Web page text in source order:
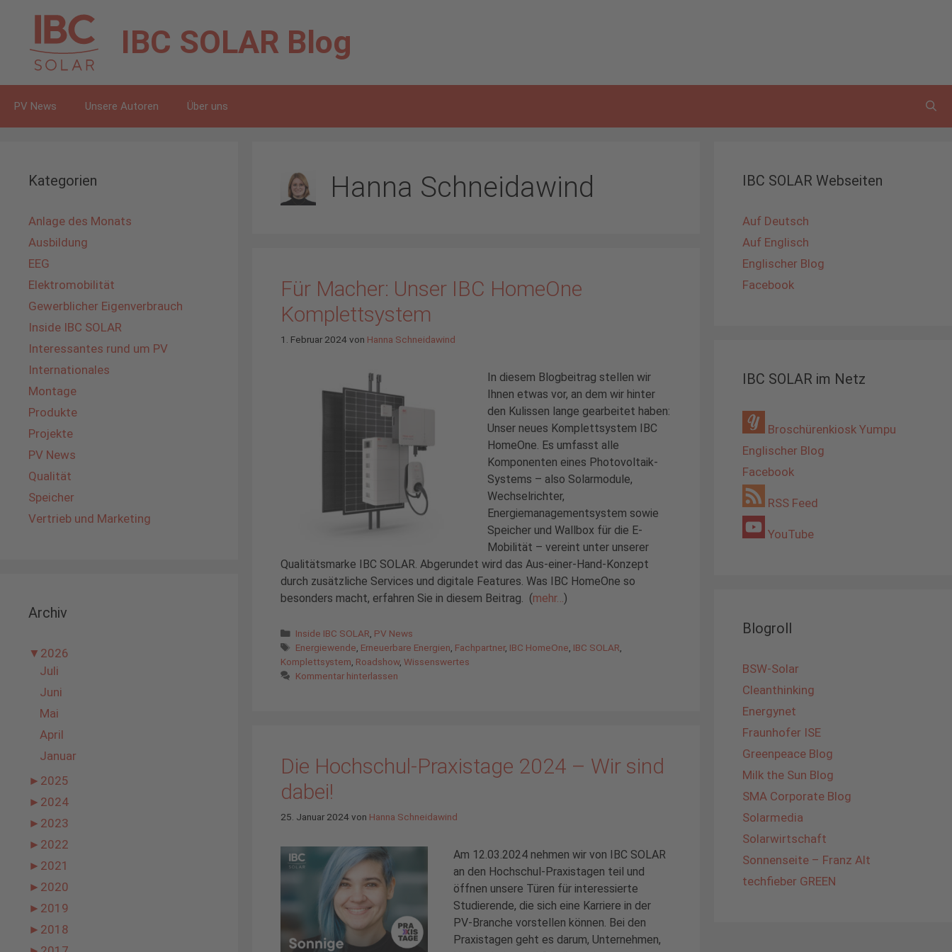
springen
IBC SOLAR Blog
PV News Unsere Autoren Über uns
Hanna Schneidawind
Für Macher: Unser IBC HomeOne
Komplettsystem
1. Februar 2024von Hanna Schneidawind
In diesem Blogbeitrag stellen wir
Ihnen etwas vor, an dem wir hinter
den Kulissen lange gearbeitet haben:
Unser neues Komplettsystem IBC
HomeOne. Es umfasst alle
Komponenten eines Photovoltaik-
Systems – also Solarmodule,
Wechselrichter,
Energiemanagementsystem sowie
Speicher und Wallbox für die E-
Mobilität – vereint unter unserer
Qualitätsmarke IBC SOLAR. Abgerundet wird das Aus-einer-Hand-Konzept
durch zusätzliche Services und digitale Features. Was IBC HomeOne so
besonders macht, erfahren Sie in diesem Beitrag. (mehr… )
Kategorien
Inside IBC SOLAR PV News
Schlagwörter
Energiewende Erneuerbare Energien Fachpartner, IBC HomeOne IBC SOLAR
Komplettsystem Roadshow, Wissenswertes
Kommentar hinterlassen
Die Hochschul-Praxistage 2024 – Wir sind
dabei!
25. Januar 2024von Hanna Schneidawind
Am 12.03.2024 nehmen wir von IBC SOLAR
an den Hochschul-Praxistagen teil und
öffnen unsere Türen für interessierte
Studierende, die sich eine Karriere in der
PV-Branche vorstellen können. Bei den
Praxistagen geht es darum, Unternehmen,
Kategorien
Anlage des Monats
Ausbildung
EEG
Elektromobilität
Gewerblicher Eigenverbrauch
Inside IBC SOLAR
Interessantes rund um PV
Internationales
Montage
Produkte
Projekte
PV News
Qualität
Speicher
Vertrieb und Marketing
Archiv
▼ 2026
Juli
Juni
Mai
April
Januar
► 2025
► 2024
► 2023
► 2022
► 2021
► 2020
► 2019
► 2018
IBC SOLAR Webseiten
Auf Deutsch
Auf Englisch
Englischer Blog
Facebook
IBC SOLAR im Netz
Broschürenkiosk Yumpu
Englischer Blog
Facebook
RSS Feed
YouTube
Blogroll
BSW-Solar
Cleanthinking
Energynet
Fraunhofer ISE
Greenpeace Blog
Milk the Sun Blog
SMA Corporate Blog
Solarmedia
Solarwirtschaft
Sonnenseite – Franz Alt
techfieber GREEN